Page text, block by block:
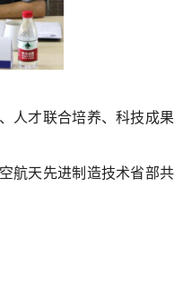
人才联合培养、科技成果
航天先进制造技术省部共